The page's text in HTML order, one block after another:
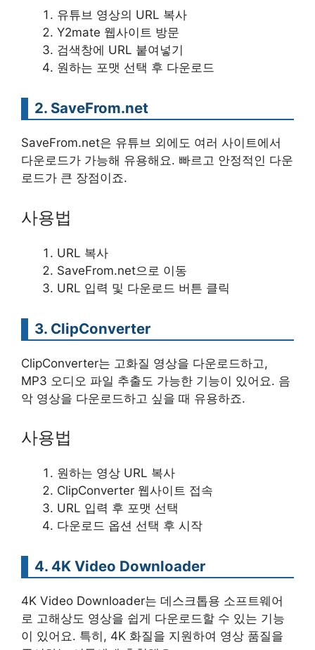
유튜브 영상의 URL 복사
Y2mate 웹사이트 방문
검색창에 URL 붙여넣기
원하는 포맷 선택 후 다운로드
2. SaveFrom.net
SaveFrom.net은 유튜브 외에도 여러 사이트에서
다운로드가 가능해 유용해요. 빠르고 안정적인 다운
로드가 큰 장점이죠.
사용법
URL 복사
SaveFrom.net으로 이동
URL 입력 및 다운로드 버튼 클릭
3. ClipConverter
ClipConverter는 고화질 영상을 다운로드하고,
MP3 오디오 파일 추출도 가능한 기능이 있어요. 음
악 영상을 다운로드하고 싶을 때 유용하죠.
사용법
원하는 영상 URL 복사
ClipConverter 웹사이트 접속
URL 입력 후 포맷 선택
다운로드 옵션 선택 후 시작
4. 4K Video Downloader
4K Video Downloader는 데스크톱용 소프트웨어
로 고해상도 영상을 쉽게 다운로드할 수 있는 기능
이 있어요. 특히, 4K 화질을 지원하여 영상 품질을